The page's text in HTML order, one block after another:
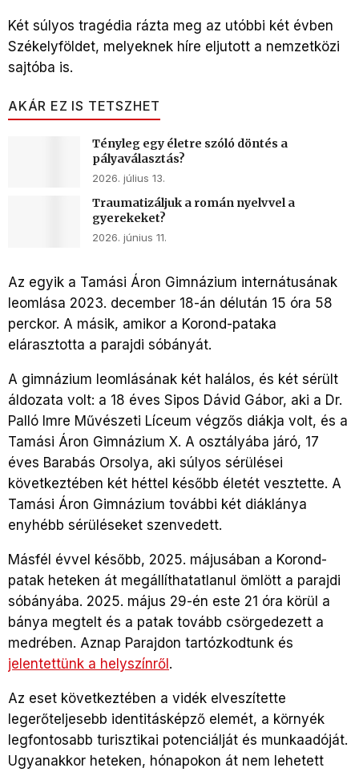
Két súlyos tragédia rázta meg az utóbbi két évben
Székelyföldet, melyeknek híre eljutott a nemzetközi
sajtóba is.
AKÁR EZ IS TETSZHET
Tényleg egy életre szóló döntés a
pályaválasztás?
2026. július 13.
Traumatizáljuk a román nyelvvel a
gyerekeket?
2026. június 11.
Az egyik a Tamási Áron Gimnázium internátusának
leomlása 2023. december 18-án délután 15 óra 58
perckor. A másik, amikor a Korond-pataka
elárasztotta a parajdi sóbányát.
A gimnázium leomlásának két halálos, és két sérült
áldozata volt: a 18 éves Sipos Dávid Gábor, aki a Dr.
Palló Imre Művészeti Líceum végzős diákja volt, és a
Tamási Áron Gimnázium X. A osztályába járó, 17
éves Barabás Orsolya, aki súlyos sérülései
következtében két héttel később életét vesztette. A
Tamási Áron Gimnázium további két diáklánya
enyhébb sérüléseket szenvedett.
Másfél évvel később, 2025. májusában a Korond-
patak heteken át megállíthatatlanul ömlött a parajdi
sóbányába. 2025. május 29-én este 21 óra körül a
bánya megtelt és a patak tovább csörgedezett a
medrében. Aznap Parajdon tartózkodtunk és
jelentettünk a helyszínről.
Az eset következtében a vidék elveszítette
legerőteljesebb identitásképző elemét, a környék
legfontosabb turisztikai potenciálját és munkaadóját.
Ugyanakkor heteken, hónapokon át nem lehetett